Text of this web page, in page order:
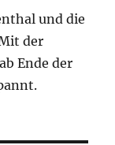
und die
der
Ende der